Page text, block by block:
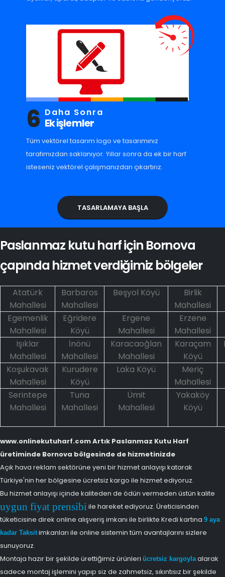
6 Daha Sonra
Ek işlemler
Tüm vektörel tasarım logo ve tasarımınız
tarafımızdan saklanıyor. Yıllar sonra da ek bir harf
isteseniz vektörel çalışmanızdan çıkartırız.
TASARLAMAYA BAŞLA
Paslanmaz kutu harf için Bornova
çapında hizmet verdiğimiz bölgeler
Atatürk
Mahallesi
Barbaros
Mahallesi
Beşyol Köyü
Birlik
Mahallesi
Egemenlik
Mahallesi
Eğridere
Köyü
Ergene
Mahallesi
Erzene
Mahallesi
Işıklar
Mahallesi
İnönü
Mahallesi
Karacaoğlan
Mahallesi
Karaçam
Köyü
Koşukavak
Mahallesi
Kurudere
Köyü
Laka Köyü
Meriç
Mahallesi
Serintepe
Mahallesi
Tuna
Mahallesi
Ümit
Mahallesi
Yakaköy
Köyü
www.onlinekutuharf.com Artık Paslanmaz Kutu Harf
üretiminde Bornova bölgesinde de hizmetinizde
Açık hava reklam sektörüne yeni bir hizmet anlayışı katarak
Türkiye'nin her bölgesine ücretsiz kargo ile hizmet ediyoruz.
Bu hizmet anlayışı içinde kaliteden de ödün vermeden üstün kalite
uygun fiyat prensibi ile hareket ediyoruz. Üreticisinden
tüketicisine direk online alışveriş imkanı ile birlikte Kredi kartına 9 aya
kadar Taksitimkanları ile online sistemin tüm avantajlarını sizlere
sunuyoruz.
Montaja hazır bir şekilde ürettiğimiz ürünleri ücretsiz kargoylaalarak
sadece montaj işlemini yapıp siz de zahmetsiz, sıkıntısız bir şekilde